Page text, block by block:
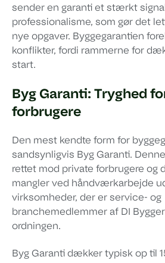
sender en garanti et stærkt
professionalisme, som gør det
nye opgaver. Byggegarantien
konflikter, fordi rammerne for
start.
Byg Garanti: Tryghed
forbrugere
Den mest kendte form for
sandsynligvis Byg Garanti.
rettet mod private forbrugere og
mangler ved håndværkarbejde
virksomheder, der er service- og
branchemedlemmer af DI
ordningen.
Byg Garanti dækker typisk op til